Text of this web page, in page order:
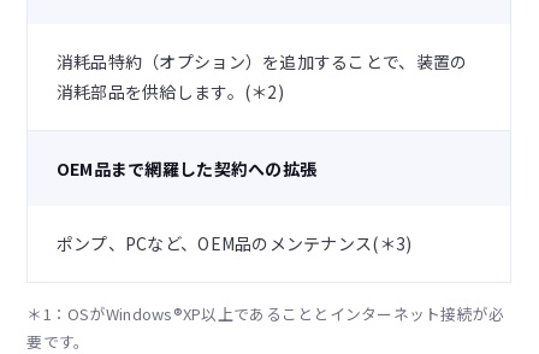
消耗品特約（オプション）を追加することで、装置の
消耗部品を供給します。(＊2)
OEM品まで網羅した契約への拡張
ポンプ、PCなど、OEM品のメンテナンス(＊3)
＊1：OSがWindows®XP以上であることとインターネット接続が必
要です。